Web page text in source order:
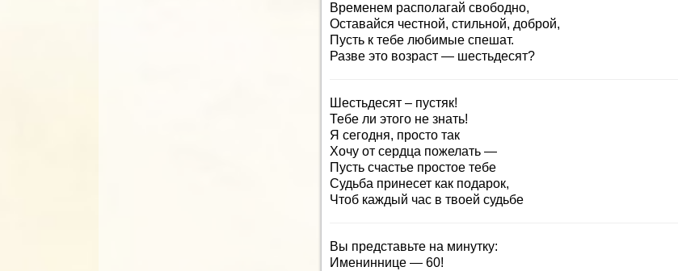
Временем располагай свободно,
Оставайся честной, стильной, доброй,
Пусть к тебе любимые спешат.
Разве это возраст — шестьдесят?
Шестьдесят – пустяк!
Тебе ли этого не знать!
Я сегодня, просто так
Хочу от сердца пожелать —
Пусть счастье простое тебе
Судьба принесет как подарок,
Чтоб каждый час в твоей судьбе
Вы представьте на минутку:
Имениннице — 60!